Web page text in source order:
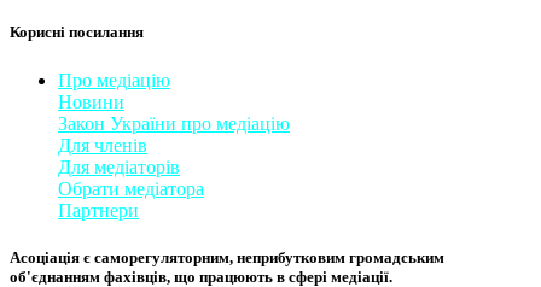
Корисні посилання
Про медіацію
Новини
Закон України про медіаці​ю
Для членів
Для медіаторів
Обрати медіатора
Партнери
Асоціація є саморегуляторним, неприбутковим громадським
об'єднанням фахівців, що працюють в сфері медіації. ​